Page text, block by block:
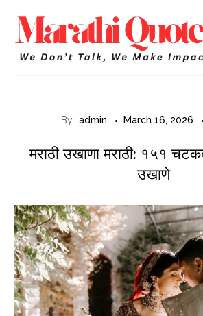
By admin March 16, 2026
मराठी उखाणा मराठी: १५१
उखाणे